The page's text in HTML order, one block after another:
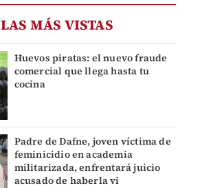
LAS MÁS VISTAS
Huevos piratas: el nuevo fraude
comercial que llega hasta tu
cocina
Padre de Dafne, joven víctima de
feminicidio en academia
militarizada, enfrentará juicio
acusado de haberla vi